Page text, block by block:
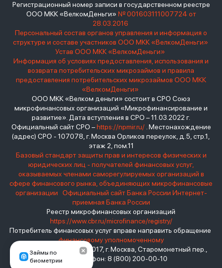
Займы по
биометрии
Регистрационный номер записи в государственном реестре
ООО МКК «ВелкомДеньги» № 001603111007724 от
28.03.2016
Персональный состав органов управления и информация о
структуре и составе участников ООО МКК «ВелкомДеньги»
Устав ООО МКК «ВелкомДеньги»
Информация об условиях предоставления, использования и
возврата потребительских микрозаймов и правила
предоставления потребительских микрозаймов ООО МКК
«ВелкомДеньги»
ООО МКК «Велком деньги» состоит в СРО Союз
микрофинансовых организаций «Микрофинансирование и
развитие». Дата вступления в СРО – 11.03.2022 г.
Официальный сайт СРО –https://npmir.ru/. Местонахождение
(адрес) СРО - 107078, г. Москва Орликов переулок, д.5, стр.1,
этаж 2, пом.11
Базовый стандарт защиты прав и интересов физических и
юридических лиц - получателей финансовых услуг,
оказываемых членами саморегулируемых организаций в
сфере финансового рынка, объединяющих микрофинансовые
организации
Официальный сайт Банка России Интернет-
приемная Банка России
Реестр микрофинансовых организаций
https://www.cbr.ru/microfinance/registry/
Потребитель финансовых услуг вправе направить обращение
финансовому уполномоченному
Место нахождения: 119017, г. Москва, Старомонетный пер.,
дом 3 Телефон: 8 (800) 200-00-10